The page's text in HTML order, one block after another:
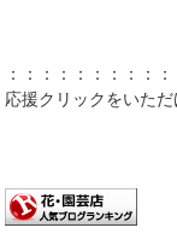
：：：：：：：：：
応援クリックをいた